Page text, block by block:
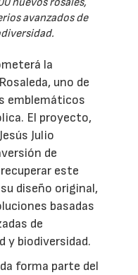
avanzados de
la
uno de
emblemáticos
El proyecto,
Julio
de
este
diseño original,
basadas
de
y biodiversidad.
forma parte del